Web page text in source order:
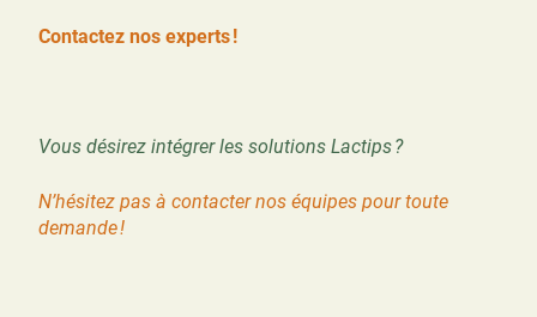
Contactez nos experts !
Vous désirez intégrer les solutions Lactips ?
N’hésitez pas à contacter nos équipes pour toute
demande !